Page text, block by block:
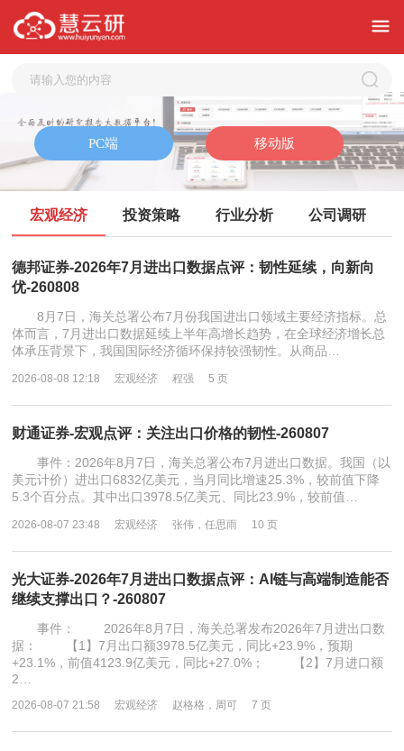
宏观经济 投资策略 行业分析 公司调研
德邦证券-2026年7月进出口数据点评：韧性延续，向新向
优-260808
8月7日，海关总署公布7月份我国进出口领域主要经济指标。总
体而言，7月进出口数据延续上半年高增长趋势，在全球经济增长总
体承压背景下，我国国际经济循环保持较强韧性。从商品…
2026-08-08 12:18 宏观经济 程强 5 页
财通证券-宏观点评：关注出口价格的韧性-260807
事件：2026年8月7日，海关总署公布7月进出口数据。我国（以
美元计价）进出口6832亿美元，当月同比增速25.3%，较前值下降
5.3个百分点。其中出口3978.5亿美元、同比23.9%，较前值…
2026-08-07 23:48 宏观经济 张伟，任思雨 10 页
光大证券-2026年7月进出口数据点评：AI链与高端制造能否
继续支撑出口？-260807
事件： 2026年8月7日，海关总署发布2026年7月进出口数
据： 【1】7月出口额3978.5亿美元，同比+23.9%，预期
+23.1%，前值4123.9亿美元，同比+27.0%； 【2】7月进口额
2…
2026-08-07 21:58 宏观经济 赵格格，周可 7 页